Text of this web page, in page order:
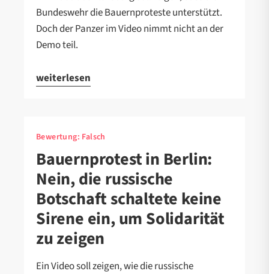
Bundeswehr die Bauernproteste unterstützt.
Doch der Panzer im Video nimmt nicht an der
Demo teil.
weiterlesen
Bewertung: Falsch
Bauernprotest in Berlin:
Nein, die russische
Botschaft schaltete keine
Sirene ein, um Solidarität
zu zeigen
Ein Video soll zeigen, wie die russische